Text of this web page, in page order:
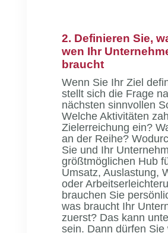
2. Definieren Sie,
wen Ihr
braucht
Wenn Sie Ihr Ziel
stellt sich die Frage
nächsten sinnvollen
Welche Aktivitäten
Zielerreichung ein?
an der Reihe?
Sie und Ihr
größtmöglichen Hub
Umsatz, Auslastung,
oder
brauchen Sie
was braucht Ihr
zuerst? Das kann
sein. Dann dürfen Sie